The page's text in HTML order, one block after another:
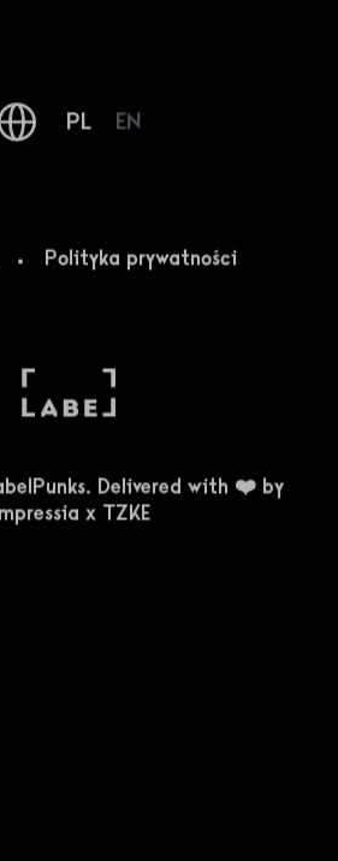
PL EN
Delivered with ❤️ by
x TZKE
Polityka prywatności